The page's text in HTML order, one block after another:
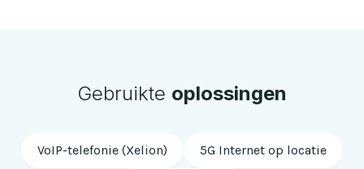
Gebruikte oplossingen
VoIP-telefonie (Xelion) 5G Internet op locatie